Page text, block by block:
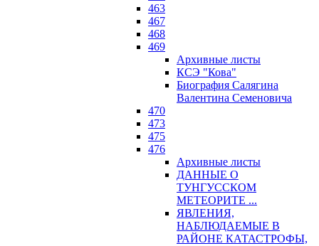
463
467
468
469
Архивные листы
КСЭ "Кова"
Биография Салягина
Валентина Семеновича
470
473
475
476
Архивные листы
ДАННЫЕ О
ТУНГУССКОМ
МЕТЕОРИТЕ ...
ЯВЛЕНИЯ,
НАБЛЮДАЕМЫЕ В
РАЙОНЕ КАТАСТРОФЫ,